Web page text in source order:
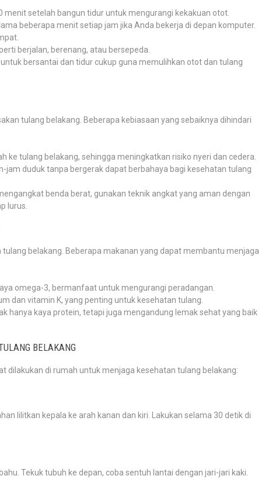
menit setelah bangun tidur untuk mengurangi kekakuan otot.
beberapa menit setiap jam jika Anda bekerja di depan komputer.
berjalan, berenang, atau bersepeda.
bersantai dan tidur cukup guna memulihkan otot dan tulang
tulang belakang. Beberapa kebiasaan yang sebaiknya dihindari
ke tulang belakang, sehingga meningkatkan risiko nyeri dan cedera.
jam duduk tanpa bergerak dapat berbahaya bagi kesehatan tulang
benda berat, gunakan teknik angkat yang aman dengan
lurus.
belakang. Beberapa makanan yang dapat membantu menjaga
omega-3, bermanfaat untuk mengurangi peradangan.
dan vitamin K, yang penting untuk kesehatan tulang.
hanya kaya protein, tetapi juga mengandung lemak sehat yang baik
BELAKANG
dilakukan di rumah untuk menjaga kesehatan tulang belakang:
lilitkan kepala ke arah kanan dan kiri. Lakukan selama 30 detik di
Tekuk tubuh ke depan, coba sentuh lantai dengan jari-jari kaki.